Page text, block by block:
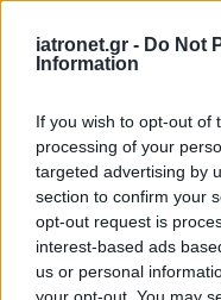
iatronet.gr - Do Not
Information
If you wish to opt-out of
processing of your
targeted advertising by
section to confirm your
opt-out request is
interest-based ads
us or personal
Αδ. Γεωργιάδης στη
νοσοκομείο θα
για την
#TAGS
Σκλήρυνση κατά